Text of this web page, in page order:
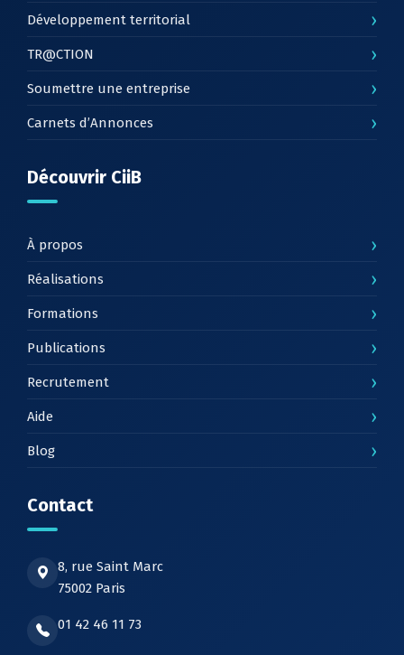
Développement territorial ›
TR@CTION ›
Soumettre une entreprise ›
Carnets d’Annonces ›
Découvrir CiiB
À propos ›
Réalisations ›
Formations ›
Publications ›
Recrutement ›
Aide ›
Blog ›
Contact
8, rue Saint Marc
75002 Paris
01 42 46 11 73